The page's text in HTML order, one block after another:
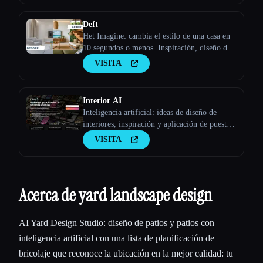
Deft
Het Imagine: cambia el estilo de una casa en
10 segundos o menos. Inspiración, diseño de
interiores, puesta en escena y más.
VISITA
Interior AI
Inteligencia artificial: ideas de diseño de
interiores, inspiración y aplicación de puesta
en escena virtual que utiliza inteligencia
artificial
VISITA
Acerca de yard landscape design
AI Yard Design Studio: diseño de patios y patios con
inteligencia artificial con una lista de planificación de
bricolaje que reconoce la ubicación en la mejor calidad: tu